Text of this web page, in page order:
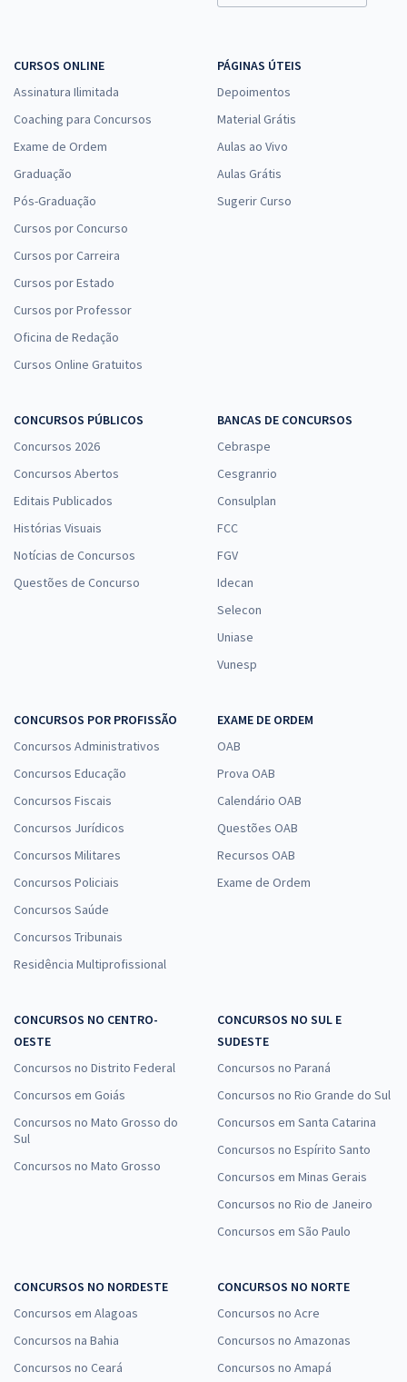
CURSOS ONLINE
Assinatura Ilimitada
Coaching para Concursos
Exame de Ordem
Graduação
Pós-Graduação
Cursos por Concurso
Cursos por Carreira
Cursos por Estado
Cursos por Professor
Oficina de Redação
Cursos Online Gratuitos
PÁGINAS ÚTEIS
Depoimentos
Material Grátis
Aulas ao Vivo
Aulas Grátis
Sugerir Curso
CONCURSOS PÚBLICOS
Concursos 2026
Concursos Abertos
Editais Publicados
Histórias Visuais
Notícias de Concursos
Questões de Concurso
BANCAS DE CONCURSOS
Cebraspe
Cesgranrio
Consulplan
FCC
FGV
Idecan
Selecon
Uniase
Vunesp
CONCURSOS POR PROFISSÃO
Concursos Administrativos
Concursos Educação
Concursos Fiscais
Concursos Jurídicos
Concursos Militares
Concursos Policiais
Concursos Saúde
Concursos Tribunais
Residência Multiprofissional
EXAME DE ORDEM
OAB
Prova OAB
Calendário OAB
Questões OAB
Recursos OAB
Exame de Ordem
CONCURSOS NO CENTRO-
OESTE
Concursos no Distrito Federal
Concursos em Goiás
Concursos no Mato Grosso do
Sul
Concursos no Mato Grosso
CONCURSOS NO SUL E
SUDESTE
Concursos no Paraná
Concursos no Rio Grande do Sul
Concursos em Santa Catarina
Concursos no Espírito Santo
Concursos em Minas Gerais
Concursos no Rio de Janeiro
Concursos em São Paulo
CONCURSOS NO NORDESTE
Concursos em Alagoas
Concursos na Bahia
Concursos no Ceará
CONCURSOS NO NORTE
Concursos no Acre
Concursos no Amazonas
Concursos no Amapá